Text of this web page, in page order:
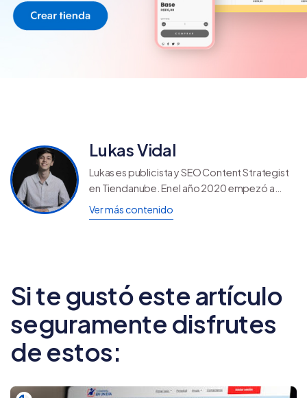
Lukas Vidal
Lukas es publicista y SEO Content Strategist
en Tiendanube. En el año 2020 empezó a
crear contenidos para web, encontrando su
pasión por escribir artículos de blog que
Ver más contenido
Si te gustó este artículo
seguramente disfrutes
de estos: